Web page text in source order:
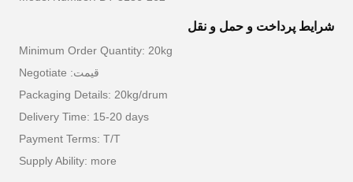
شرایط پرداخت و حمل و نقل
Minimum Order Quantity: 20kg
قیمت: Negotiate
Packaging Details: 20kg/drum
Delivery Time: 15-20 days
Payment Terms: T/T
Supply Ability: more